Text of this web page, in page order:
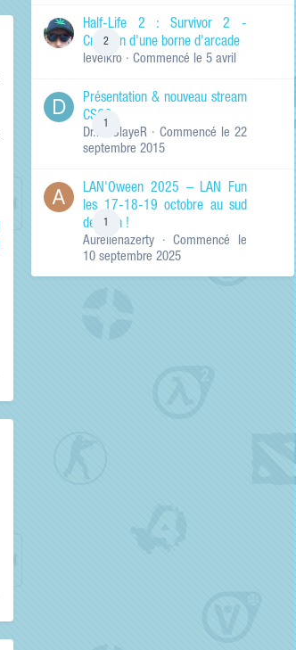
RECHERCHER LES
Titres et corps
Titres des
uniquement
2
Half-Life 2 : Survivor 2 -
Création d'une borne d'arcade
levelkro · Commencé le 5 avril
1
Présentation & nouveau stream
CSGO
Dr.KinSlayeR · Commencé le 22
septembre 2015
1
LAN'Oween 2025 – LAN Fun
les 17-18-19 octobre au sud
de Lyon !
Aurelienazerty · Commencé le
10 septembre 2025